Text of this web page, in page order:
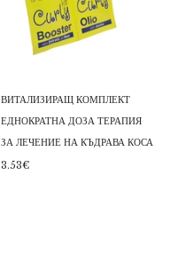
ВИТАЛИЗИРАЩ КОМПЛЕКТ
ЕДНОКРАТНА ДОЗА ТЕРАПИЯ
ЗА ЛЕЧЕНИЕ НА КЪДРАВА КОСА
3.53€